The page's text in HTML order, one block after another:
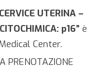
UTERINA –
p16” è
Center.
PRENOTAZIONE